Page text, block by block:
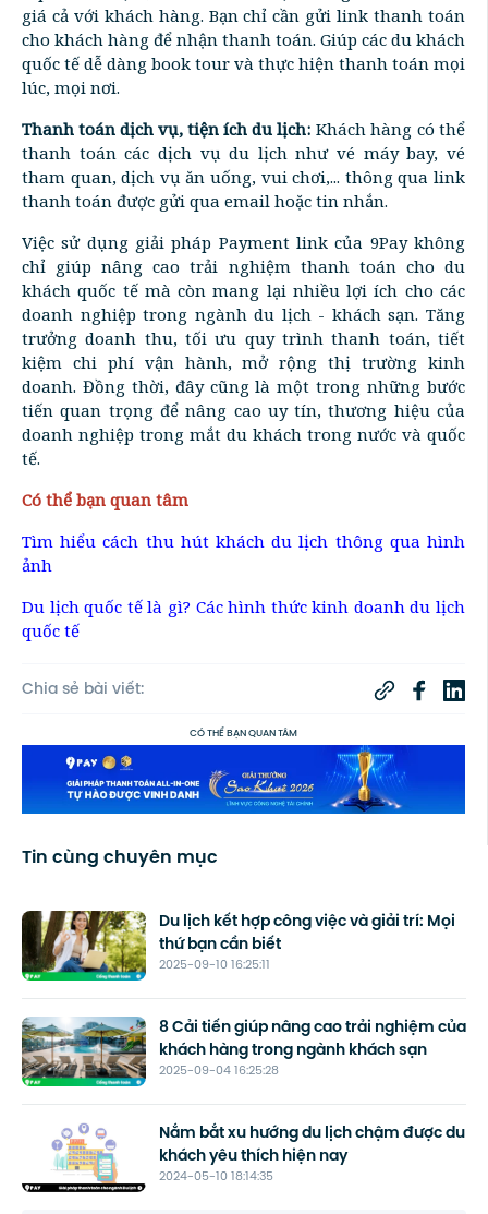
giá cả với khách hàng. Bạn chỉ cần gửi link thanh toán
cho khách hàng để nhận thanh toán. Giúp các du khách
quốc tế dễ dàng book tour và thực hiện thanh toán mọi
lúc, mọi nơi.
Thanh toán dịch vụ, tiện ích du lịch: Khách hàng có thể
thanh toán các dịch vụ du lịch như vé máy bay, vé
tham quan, dịch vụ ăn uống, vui chơi,... thông qua link
thanh toán được gửi qua email hoặc tin nhắn.
Việc sử dụng giải pháp Payment link của 9Pay không
chỉ giúp nâng cao trải nghiệm thanh toán cho du
khách quốc tế mà còn mang lại nhiều lợi ích cho các
doanh nghiệp trong ngành du lịch - khách sạn. Tăng
trưởng doanh thu, tối ưu quy trình thanh toán, tiết
kiệm chi phí vận hành, mở rộng thị trường kinh
doanh. Đồng thời, đây cũng là một trong những bước
tiến quan trọng để nâng cao uy tín, thương hiệu của
doanh nghiệp trong mắt du khách trong nước và quốc
tế.
Có thể bạn quan tâm
Tìm hiểu cách thu hút khách du lịch thông qua hình
ảnh
Du lịch quốc tế là gì? Các hình thức kinh doanh du lịch
quốc tế
Chia sẻ bài viết:
CÓ THỂ BẠN QUAN TÂM
Tin cùng chuyên mục
2025-09-10 16:25:11
Du lịch kết hợp công việc và giải trí: Mọi
thứ bạn cần biết
2025-09-04 16:25:28
8 Cải tiến giúp nâng cao trải nghiệm của
khách hàng trong ngành khách sạn
2024-05-10 18:14:35
Nắm bắt xu hướng du lịch chậm được du
khách yêu thích hiện nay